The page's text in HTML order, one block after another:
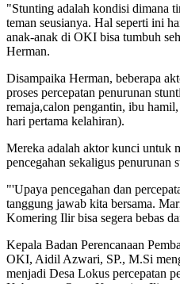
"Stunting adalah kondisi dimana
teman seusianya. Hal seperti ini
anak-anak di OKI bisa tumbuh
Herman.
Disampaika Herman, beberapa
proses percepatan penurunan
remaja,calon pengantin, ibu
hari pertama kelahiran).
Mereka adalah aktor kunci untuk
pencegahan sekaligus penurunan
"'Upaya pencegahan dan
tanggung jawab kita bersama.
Komering Ilir bisa segera bebas
Kepala Badan Perencanaan
OKI, Aidil Azwari, SP., M.Si
menjadi Desa Lokus percepatan